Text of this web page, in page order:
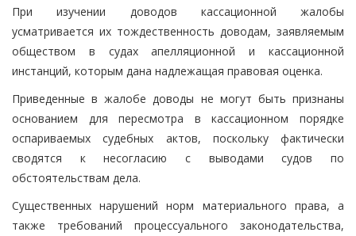
При изучении доводов кассационной жалобы
усматривается их тождественность доводам, заявляемым
обществом в судах апелляционной и кассационной
инстанций, которым дана надлежащая правовая оценка.
Приведенные в жалобе доводы не могут быть признаны
основанием для пересмотра в кассационном порядке
оспариваемых судебных актов, поскольку фактически
сводятся к несогласию с выводами судов по
обстоятельствам дела.
Существенных нарушений норм материального права, а
также требований процессуального законодательства,